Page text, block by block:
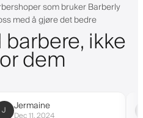
som bruker Barberly
med å gjøre det bedre
ikke
dem